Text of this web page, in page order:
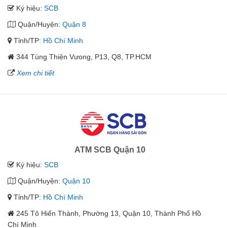
Ký hiệu: SCB
Quận/Huyện: Quận 8
Tỉnh/TP: Hồ Chí Minh
344 Tùng Thiện Vưong, P13, Q8, TP.HCM
Xem chi tiết
ATM SCB Quận 10
Ký hiệu: SCB
Quận/Huyện: Quận 10
Tỉnh/TP: Hồ Chí Minh
245 Tô Hiến Thành, Phường 13, Quận 10, Thành Phố Hồ
Chí Minh